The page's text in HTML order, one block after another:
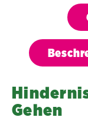
Gehen